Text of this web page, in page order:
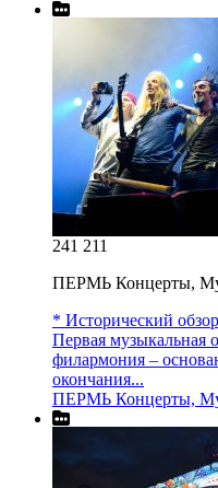
241 211
ПЕРМЬ Концерты,
* Исторический
Первая музыкальная
филармония –
окончания...
ПЕРМЬ Концерты,